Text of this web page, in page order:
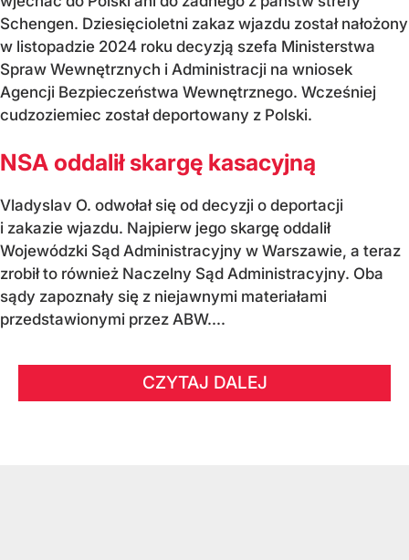
Schengen. Dziesięcioletni zakaz wjazdu został nałożony
w listopadzie 2024 roku decyzją szefa Ministerstwa
Spraw Wewnętrznych i Administracji na wniosek
Agencji Bezpieczeństwa Wewnętrznego. Wcześniej
cudzoziemiec został deportowany z Polski.
NSA oddalił skargę kasacyjną
Vladyslav O. odwołał się od decyzji o deportacji
i zakazie wjazdu. Najpierw jego skargę oddalił
Wojewódzki Sąd Administracyjny w Warszawie, a teraz
zrobił to również Naczelny Sąd Administracyjny. Oba
sądy zapoznały się z niejawnymi materiałami
przedstawionymi przez ABW....
CZYTAJ DALEJ